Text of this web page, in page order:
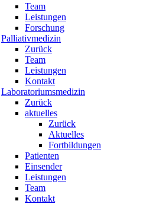
Team
Leistungen
Forschung
Palliativmedizin
Zurück
Team
Leistungen
Kontakt
Laboratoriumsmedizin
Zurück
aktuelles
Zurück
Aktuelles
Fortbildungen
Patienten
Einsender
Leistungen
Team
Kontakt